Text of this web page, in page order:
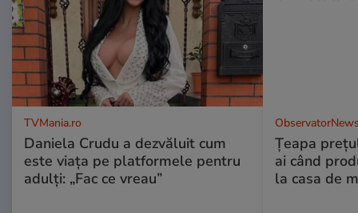
TVMania.ro
Daniela Crudu a dezvăluit cum
este viața pe platformele pentru
adulți: „Fac ce vreau”
Țeapa
ai când
la casa de